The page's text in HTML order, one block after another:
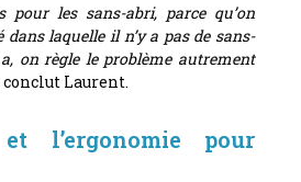
les sans-abri, parce qu’on
laquelle il n’y a pas de sans-
on règle le problème autrement
conclut Laurent.
et l’ergonomie pour